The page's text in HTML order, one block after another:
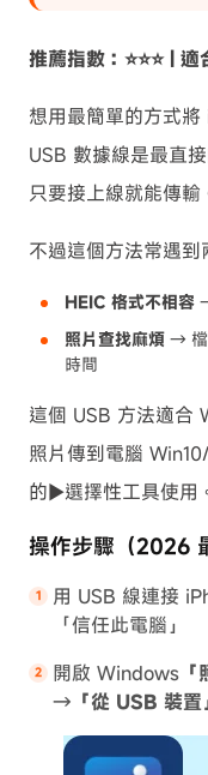
推薦指數：⭐⭐⭐ |
想用最簡單的方式
USB 數據線是最直
只要接上線就能傳輸
不過這個方法常遇到
HEIC 格式不相容
照片查找麻煩 → 檔
時間
這個 USB 方法適合
照片傳到電腦
的▶︎選擇性工具使用
操作步驟（2026
用 USB 線連接
「信任此電腦」
開啟 Windows
→ 「從 USB 裝置